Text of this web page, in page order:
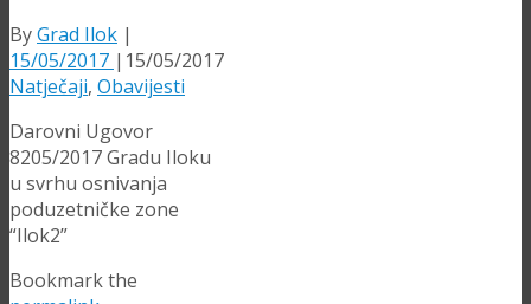
ByGrad Ilok |
15/05/2017 | 15/05/2017
Natječaji, Obavijesti
Darovni Ugovor
8205/2017 Gradu Iloku
u svrhu osnivanja
poduzetničke zone
“Ilok2”
Bookmark the